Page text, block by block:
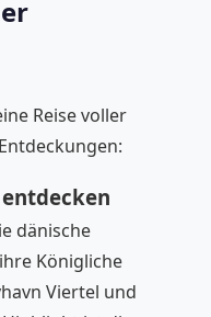
Reise voller
dänische
Königliche
Viertel und